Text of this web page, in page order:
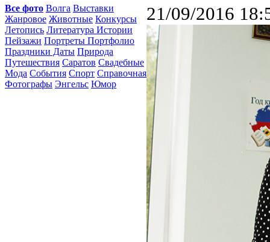
Все фото Волга Выставки
Жанровое Животные Конкурсы
Летопись Литература Истории
Пейзажи Портреты Портфолио
Праздники Даты Природа
Путешествия Саратов Свадебные
Мода События Спорт Справочная
Фотографы Энгельс Юмор
21/09/2016